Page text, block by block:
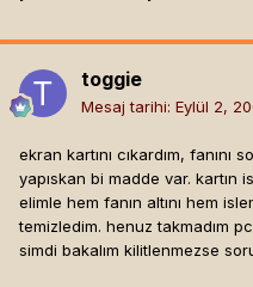
toggie
Mesaj tarihi: Eylül 2,
ekran kartını cıkardım, fanını
yapıskan bi madde var. kartın
elimle hem fanın altını hem
temizledim. henuz takmadım
simdi bakalım kilitlenmezse